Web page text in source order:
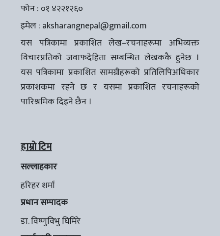
फोन : ०१ ४२२१२६०
इमेल : aksharangnepal@gmail.com
यस पत्रिकामा प्रकाशित लेख–रचनाहरूमा अभिव्यक्त
विचारप्रतिको जवाफदेहिता सम्बन्धित लेखककै हुनेछ ।
यस पत्रिकामा प्रकाशित सामग्रीहरूको प्रतिलिपिअधिकार
प्रकाशकमा रहने छ र यसमा प्रकाशित रचनाहरूको
पारिश्रमिक दिइने छैन ।
हाम्रो टिम
सल्लाहकार
हरिहर शर्मा
प्रधान सम्पादक
डा. विष्णुविभु घिमिरे